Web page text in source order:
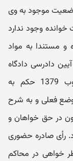
موجود به وی
خوانده وجود ندارد
و مستندا به مواد
198 و 515 و 519 قانون آیین دادرسی دادگاه
های عمومی و انقلاب در امور مدنی مصوب 1379 حکم به
وضع فعلی و به شرح
در حق خواهان و
رأی صادره حضوری
خواهی در محاکم